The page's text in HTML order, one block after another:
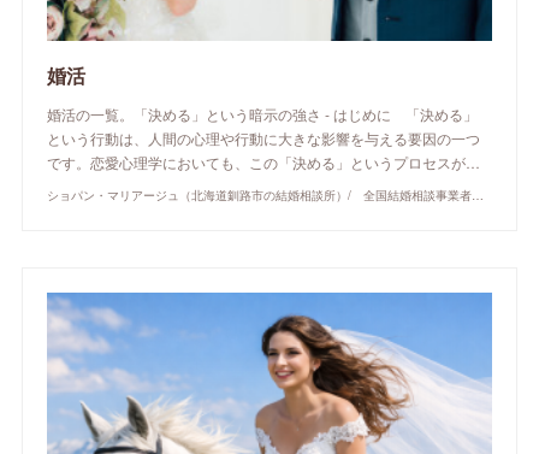
婚活
婚活の一覧。「決める」という暗示の強さ - はじめに 「決める」
という行動は、人間の心理や行動に大きな影響を与える要因の一つ
です。恋愛心理学においても、この「決める」というプロセスが…
ショパン・マリアージュ（北海道釧路市の結婚相談所）/ 全国結婚相談事業者連盟正規加盟店 / cherry-piano.com